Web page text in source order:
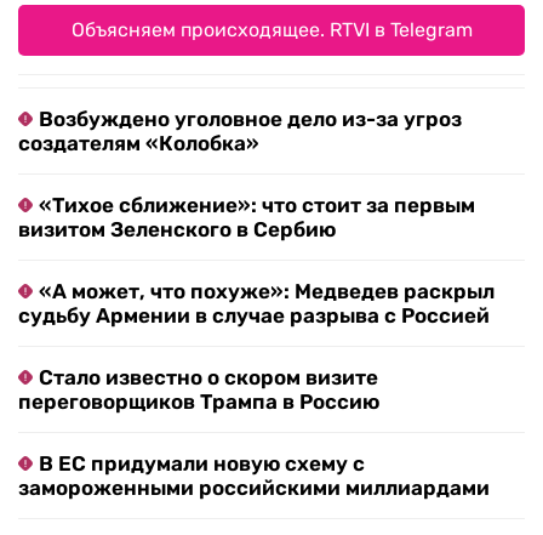
Объясняем происходящее. RTVI в Telegram
Возбуждено уголовное дело из-за угроз
создателям «Колобка»
«Тихое сближение»: что стоит за первым
визитом Зеленского в Сербию
«А может, что похуже»: Медведев раскрыл
судьбу Армении в случае разрыва с Россией
Стало известно о скором визите
переговорщиков Трампа в Россию
В ЕС придумали новую схему с
замороженными российскими миллиардами